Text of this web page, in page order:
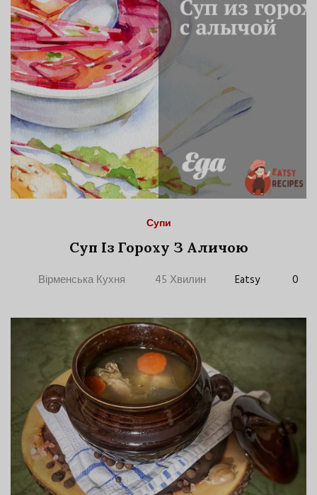
Супи
Суп Із Гороху З Аличою
Вірменська Кухня 45 Хвилин Eatsy 0